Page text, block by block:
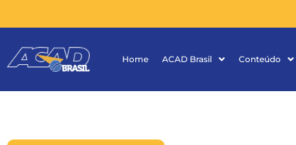
Home ACAD Brasil Conteúdo